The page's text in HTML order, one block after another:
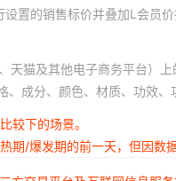
置的销售标价并叠加L会员价
天猫及其他电子商务平台）上
、成分、颜色、材质、功效
较下的场景。
期/爆发期的前一天，但因数